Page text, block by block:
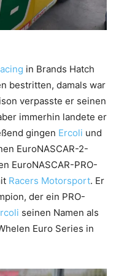
in Brands Hatch
bestritten, damals war
verpasste er seinen
immerhin landete er
gingen Ercoli und
EuroNASCAR-2-
EuroNASCAR-PRO-
Racers Motorsport. Er
der ein PRO-
seinen Namen als
Euro Series in